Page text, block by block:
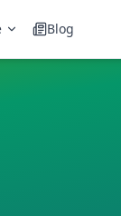
Blog